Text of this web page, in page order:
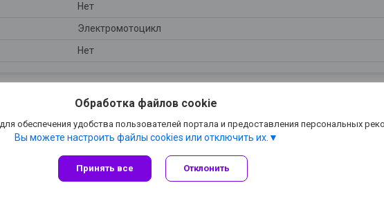
Нет
Электромотоцикл
Нет
Сайт создан на платформе Deal.by
Политика обработки файлов cookies
Обработка файлов cookie
обеспечения удобства пользователей портала и предоставления персональных
Вы можете настроить файлы cookies или отключить их.
Принять все Отклонить